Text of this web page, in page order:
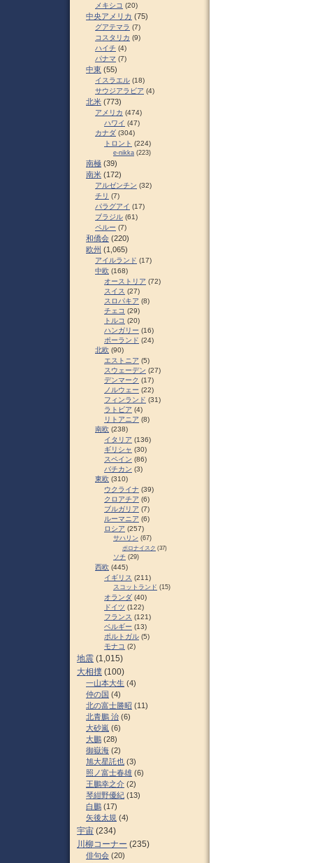
メキシコ (20)
中央アメリカ (75)
グアテマラ (7)
コスタリカ (9)
ハイチ (4)
パナマ (7)
中東 (55)
イスラエル (18)
サウジアラビア (4)
北米 (773)
アメリカ (474)
ハワイ (47)
カナダ (304)
トロント (224)
e-nikka (223)
南極 (39)
南米 (172)
アルゼンチン (32)
チリ (7)
パラグアイ (17)
ブラジル (61)
ペルー (7)
和僑会 (220)
欧州 (1,065)
アイルランド (17)
中欧 (168)
オーストリア (72)
スイス (27)
スロパキア (8)
チェコ (29)
トルコ (20)
ハンガリー (16)
ポーランド (24)
北欧 (90)
エストニア (5)
スウェーデン (27)
デンマーク (17)
ノルウェー (22)
フィンランド (31)
ラトビア (4)
リトアニア (8)
南欧 (238)
イタリア (136)
ギリシャ (30)
スペイン (86)
バチカン (3)
東欧 (310)
ウクライナ (39)
クロアチア (6)
ブルガリア (7)
ルーマニア (6)
ロシア (257)
サハリン (67)
ポロナイスク (37)
ソチ (29)
西欧 (445)
イギリス (211)
スコットランド (15)
オランダ (40)
ドイツ (122)
フランス (121)
ベルギー (13)
ポルトガル (5)
モナコ (2)
地震 (1,015)
大相撲 (100)
一山本大生 (4)
仲の国 (4)
北の富士勝昭 (11)
北青鵬 治 (6)
大砂嵐 (6)
大鵬 (28)
御嶽海 (2)
旭大星託也 (3)
照ノ富士春雄 (6)
王鵬幸之介 (2)
琴紺野優紀 (13)
白鵬 (17)
矢後太規 (4)
宇宙 (234)
川柳コーナー (235)
俳句会 (20)